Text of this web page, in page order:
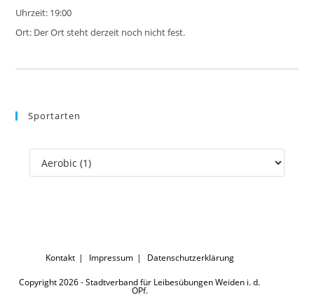
Uhrzeit: 19:00
Ort: Der Ort steht derzeit noch nicht fest.
Sportarten
Kontakt Impressum Datenschutzerklärung
Copyright 2026 - Stadtverband für Leibesübungen Weiden i. d.
OPf.